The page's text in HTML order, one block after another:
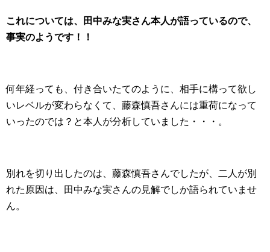
これについては、田中みな実さん本人が語っているので、
事実のようです！！
何年経っても、付き合いたてのように、相手に構って欲し
いレベルが変わらなくて、藤森慎吾さんには重荷になって
いったのでは？と本人が分析していました・・・。
別れを切り出したのは、藤森慎吾さんでしたが、二人が別
れた原因は、田中みな実さんの見解でしか語られていませ
ん。